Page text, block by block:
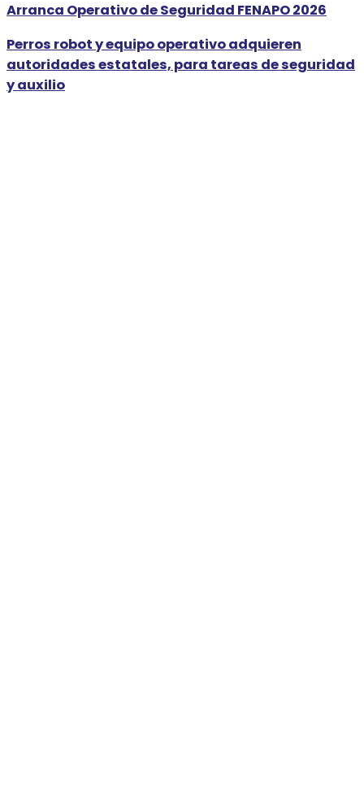
Arranca Operativo de Seguridad FENAPO 2026
Perros robot y equipo operativo adquieren
autoridades estatales, para tareas de seguridad
y auxilio